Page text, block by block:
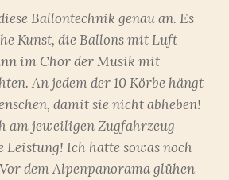
Ballontechnik genau an. Es
Kunst, die Ballons mit Luft
im Chor der Musik mit
An jedem der 10 Körbe hängt
damit sie nicht abheben!
am jeweiligen Zugfahrzeug
Leistung! Ich hatte sowas noch
dem Alpenpanorama glühen